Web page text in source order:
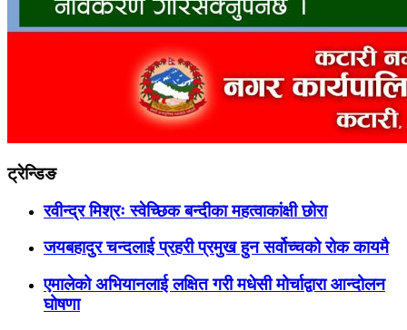
ट्रेन्डिङ
रवीन्द्र मिश्रः स्वेच्छिक बन्दीका महत्वाकांक्षी छोरा
जयबहादुर चन्दलाई प्रहरी प्रमुख हुन सर्वोच्चको रोक कायमै
एमालेको अभियानलाई लक्षित गरी मधेसी मोर्चाद्वारा आन्दोलन
घोषणा